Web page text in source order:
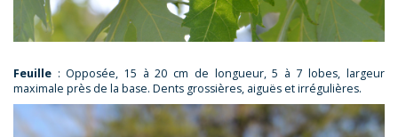
Feuille : Opposée, 15 à 20 cm de longueur, 5 à 7 lobes, largeur
maximale près de la base. Dents grossières, aiguës et irrégulières.